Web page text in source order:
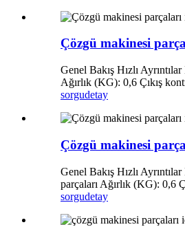
Çözgü makinesi
Genel Bakış Hızlı
Ağırlık (KG): 0,6 Çıkış
sorgudetay
Çözgü makinesi
Genel Bakış Hızlı
parçaları Ağırlık (KG): 0,6
sorgudetay